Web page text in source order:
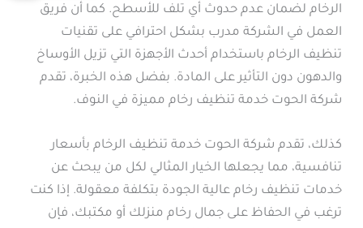
الرخام لضمان عدم حدوث أي تلف للأسطح. كما أن فريق
العمل في الشركة مدرب بشكل احترافي على تقنيات
تنظيف الرخام باستخدام أحدث الأجهزة التي تزيل الأوساخ
والدهون دون التأثير على المادة. بفضل هذه الخبرة، تقدم
شركة الحوت خدمة تنظيف رخام مميزة في النوف.
كذلك، تقدم شركة الحوت خدمة تنظيف الرخام بأسعار
تنافسية، مما يجعلها الخيار المثالي لكل من يبحث عن
خدمات تنظيف رخام عالية الجودة بتكلفة معقولة. إذا كنت
ترغب في الحفاظ على جمال رخام منزلك أو مكتبك، فإن